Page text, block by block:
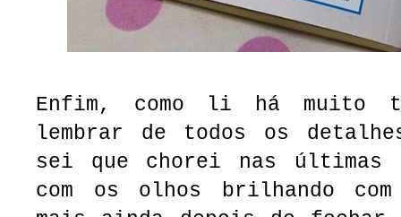
Enfim, como li há muito
lembrar de todos os
sei que chorei nas últimas
com os olhos brilhando